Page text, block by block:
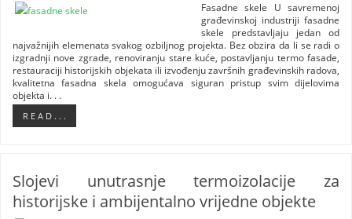
Fasadne skele U savremenoj
građevinskoj industriji fasadne
skele predstavljaju jedan od
najvažnijih elemenata svakog ozbiljnog projekta. Bez obzira da li se radi o
izgradnji nove zgrade, renoviranju stare kuće, postavljanju termo fasade,
restauraciji historijskih objekata ili izvođenju završnih građevinskih radova,
kvalitetna fasadna skela omogućava siguran pristup svim dijelovima
objekta i. . .
R E A D . . .
Slojevi unutrasnje termoizolacije za
historijske i ambijentalno vrijedne objekte